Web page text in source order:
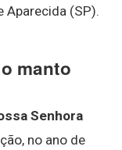
Aparecida (SP).
manto
Senhora
no ano de